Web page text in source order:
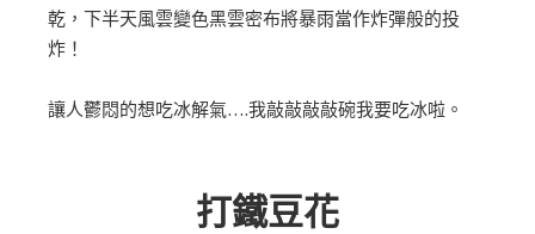
乾，下半天風雲變色黑雲密布將暴雨當作炸彈般的投
炸！
讓人鬱悶的想吃冰解氣….我敲敲敲敲碗我要吃冰啦。
打鐵豆花